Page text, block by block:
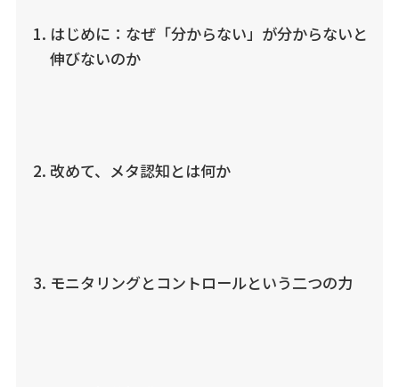
はじめに：なぜ「分からない」が分からないと
伸びないのか
改めて、メタ認知とは何か
モニタリングとコントロールという二つの力